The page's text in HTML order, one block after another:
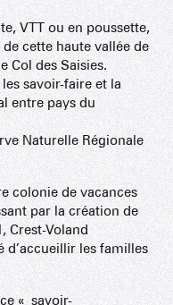
VTT ou en poussette,
cette haute vallée de
Col des Saisies.
savoir-faire et la
entre pays du
Naturelle Régionale
colonie de vacances
par la création de
Crest-Voland
d’accueillir les familles
« savoir-